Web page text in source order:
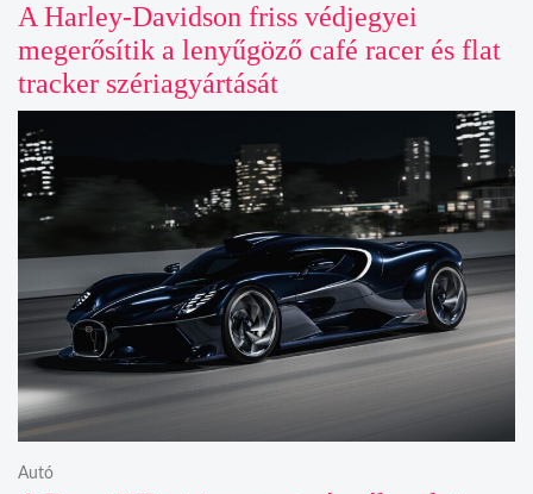
A Harley-Davidson friss védjegyei
megerősítik a lenyűgöző café racer és flat
tracker szériagyártását
Autó